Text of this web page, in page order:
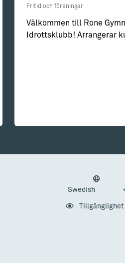
Fritid och föreningar
Välkommen till Rone
Idrottsklubb! Arrangerar
Tillgänglighet